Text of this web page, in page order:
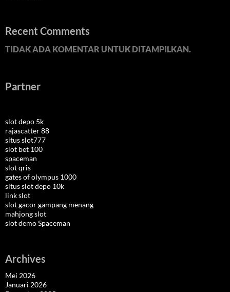
Recent Comments
TIDAK ADA KOMENTAR UNTUK DITAMPILKAN.
Partner
slot depo 5k
rajascatter 88
situs slot777
slot bet 100
spaceman
slot qris
gates of olympus 1000
situs slot depo 10k
link slot
slot gacor gampang menang
mahjong slot
slot demo Spaceman
Archives
Mei 2026
Januari 2026